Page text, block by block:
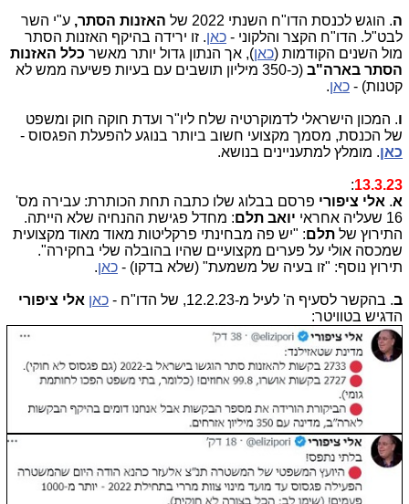
ה. הוגש לכנסת הדו"ח השנתי 2022 של האזנות הסתר, ע"י השר
לבט"ל. הדו"ח הקצר והלקוני - כאן. זו ירידה בהיקף האזנות הסתר
מול השנים הקודמות (כאן), אך הנתון גדול יותר מאשר כלל האזנות
הסתר בארה"ב
(כ-350 מיליון תושבים עם בעיות פשיעה ממש לא
קטנות) - כאן.
ו. המכון הישראלי לדמוקרטיה שלח ליו"ר ועדת חוקה חוק ומשפט
של הכנסת, מסמך מקצועי חשוב ביותר בנוגע להפעלת הפגסוס -
כאן. מומלץ למתעניינים בנושא.
13.3.23
:
א. אלי ציפורי פרסם בבלוג שלו כתבה תחת הכותרת: עבירה מס'
16 שעליה אחראי
יואב תלם: מחדל פגישת ההנחיה שלא הייתה.
התירוץ של תלם: "יש פה מבחינתי פרקליטות מאוד מאוד מקצועית
שמכסה אולי על פערים מקצועיים שהיו בהובלה שלי בחקירה".
תירוץ נוסף: "זו בעיה של משמעת" (שלא בדקו) - כאן.
ב. בהקשר לסעיף ה' לעיל מ-12.2.23, של הדו"ח - כאן אלי ציפורי
הדגיש בטוויטר: